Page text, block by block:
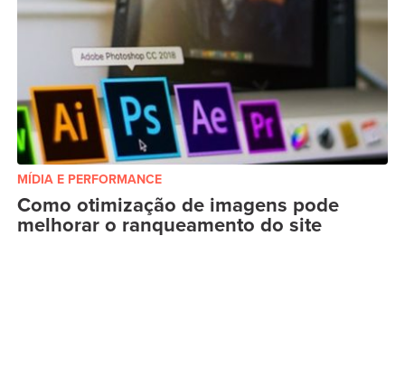
MÍDIA E PERFORMANCE
Como otimização de imagens pode
melhorar o ranqueamento do site